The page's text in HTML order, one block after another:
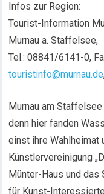
Infos zur Region:
Tourist-Information
Murnau a. Staffelsee,
Tel.: 08841/6141-0,
touristinfo@murnau.de
Murnau am
denn hier fanden
einst ihre Wahlheimat
Künstlervereinigung
Münter-Haus und
für Kunst-